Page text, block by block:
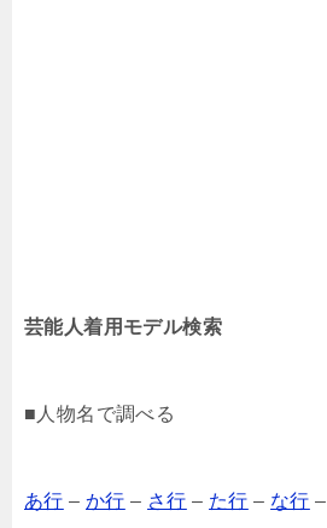
芸能人着用モデル検索
■人物名で調べる
あ行 –か行 – さ行 – た行 – な行 –